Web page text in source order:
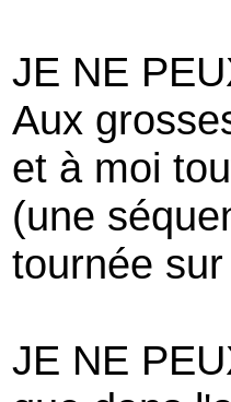
JE NE
Aux
et à moi
(une
tournée
JE NE